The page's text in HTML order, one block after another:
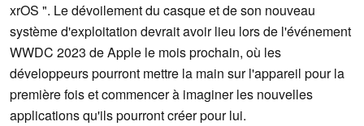
xrOS ". Le dévoilement du casque et de son nouveau
système d'exploitation devrait avoir lieu lors de l'événement
WWDC 2023 de Apple le mois prochain, où les
développeurs pourront mettre la main sur l'appareil pour la
première fois et commencer à imaginer les nouvelles
applications qu'ils pourront créer pour lui.